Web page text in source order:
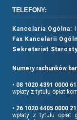
TELEFONY:
Kancelaria Ogólna:
Fax Kancelarii
Sekretariat
Numery rachunków
• 08 1020 4391 0000
wpłaty z tytułu opłat
• 26 1020 4405 0000
wpłaty z tytułu